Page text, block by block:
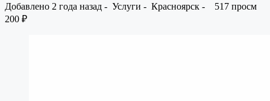
Добавлено 2 года назад - Услуги - Красноярск -
517 просм
200 ₽